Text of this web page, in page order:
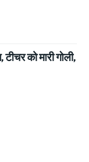
को मारी गोली,